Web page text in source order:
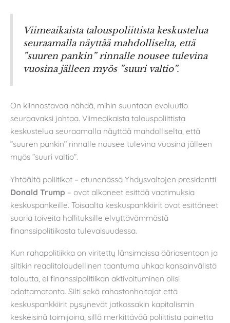
Viimeaikaista talouspoliittista keskustelua
seuraamalla näyttää mahdolliselta, että
”suuren pankin” rinnalle nousee tulevina
vuosina jälleen myös ”suuri valtio”.
On kiinnostavaa nähdä, mihin suuntaan evoluutio
seuraavaksi johtaa. Viimeaikaista talouspoliittista
keskustelua seuraamalla näyttää mahdolliselta, että
”suuren pankin” rinnalle nousee tulevina vuosina jälleen
myös ”suuri valtio”.
Yhtäältä poliitikot – etunenässä Yhdysvaltojen presidentti
Donald Trump – ovat alkaneet esittää vaatimuksia
keskuspankeille. Toisaalta keskuspankkiirit ovat esittäneet
suoria toiveita hallituksille elvyttävämmästä
finanssipolitiikasta tulevaisuudessa.
Kun rahapolitiikka on viritetty länsimaissa ääriasentoon ja
siltikin reaalitaloudellinen taantuma uhkaa kansainvälistä
taloutta, ei finanssipolitiikan aktivoituminen olisi
odottamatonta. Silti sekä rahastonhoitajat että
keskuspankkiirit pysynevät jatkossakin kapitalismin
keskeisinä toimijoina, sillä merkittävää poliittista painetta